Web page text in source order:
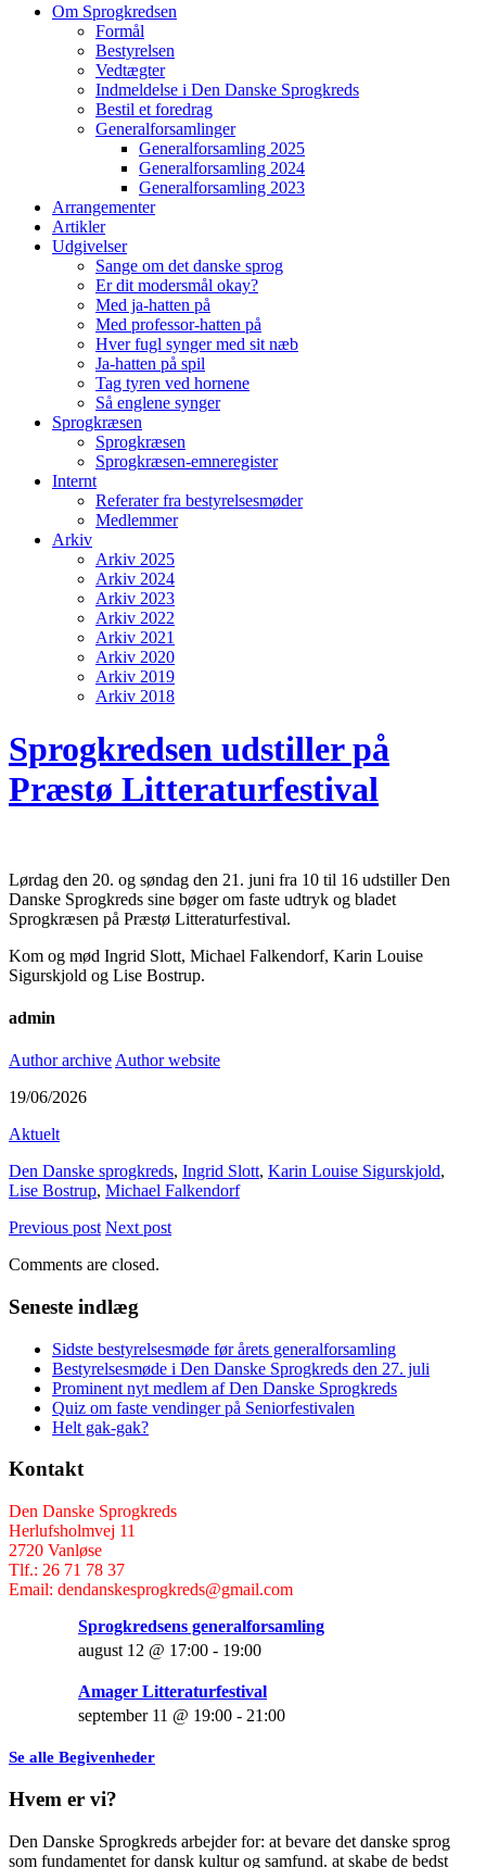
Om Sprogkredsen
Formål
Bestyrelsen
Vedtægter
Indmeldelse i Den Danske Sprogkreds
Bestil et foredrag
Generalforsamlinger
Generalforsamling 2025
Generalforsamling 2024
Generalforsamling 2023
Arrangementer
Artikler
Udgivelser
Sange om det danske sprog
Er dit modersmål okay?
Med ja-hatten på
Med professor-hatten på
Hver fugl synger med sit næb
Ja-hatten på spil
Tag tyren ved hornene
Så englene synger
Sprogkræsen
Sprogkræsen
Sprogkræsen-emneregister
Internt
Referater fra bestyrelsesmøder
Medlemmer
Arkiv
Arkiv 2025
Arkiv 2024
Arkiv 2023
Arkiv 2022
Arkiv 2021
Arkiv 2020
Arkiv 2019
Arkiv 2018
Sprogkredsen udstiller på
Præstø Litteraturfestival
Lørdag den 20. og søndag den 21. juni fra 10 til 16 udstiller Den
Danske Sprogkreds sine bøger om faste udtryk og bladet
Sprogkræsen på Præstø Litteraturfestival.
Kom og mød Ingrid Slott, Michael Falkendorf, Karin Louise
Sigurskjold og Lise Bostrup.
admin
Author archive Author website
19/06/2026
Aktuelt
Den Danske sprogkreds, Ingrid Slott, Karin Louise Sigurskjold,
Lise Bostrup, Michael Falkendorf
Previous post Next post
Comments are closed.
Seneste indlæg
Sidste bestyrelsesmøde før årets generalforsamling
Bestyrelsesmøde i Den Danske Sprogkreds den 27. juli
Prominent nyt medlem af Den Danske Sprogkreds
Quiz om faste vendinger på Seniorfestivalen
Helt gak-gak?
Kontakt
Den Danske Sprogkreds
Herlufsholmvej 11
2720 Vanløse
Tlf.: 26 71 78 37
Email: dendanskesprogkreds@gmail.com
Sprogkredsens generalforsamling
august 12 @ 17:00 - 19:00
Amager Litteraturfestival
september 11 @ 19:00 - 21:00
Se alle Begivenheder
Hvem er vi?
Den Danske Sprogkreds arbejder for: at bevare det danske sprog
som fundamentet for dansk kultur og samfund. at skabe de bedst